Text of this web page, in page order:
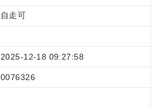
自走可
2025-12-18 09:27:58
0076326